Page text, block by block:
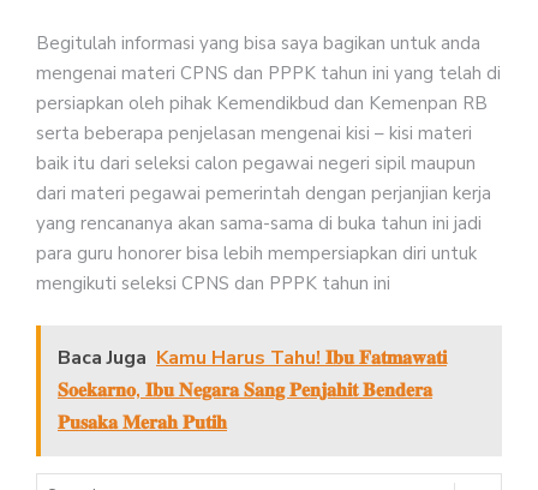
Begitulah informasi yang bisa saya bagikan untuk anda
mengenai materi CPNS dan PPPK tahun ini yang telah di
persiapkan oleh pihak Kemendikbud dan Kemenpan RB
serta beberapa penjelasan mengenai kisi – kisi materi
baik itu dari seleksi calon pegawai negeri sipil maupun
dari materi pegawai pemerintah dengan perjanjian kerja
yang rencananya akan sama-sama di buka tahun ini jadi
para guru honorer bisa lebih mempersiapkan diri untuk
mengikuti seleksi CPNS dan PPPK tahun ini
Baca Juga Kamu Harus Tahu! 𝐈𝐛𝐮 𝐅𝐚𝐭𝐦𝐚𝐰𝐚𝐭𝐢
𝐒𝐨𝐞𝐤𝐚𝐫𝐧𝐨, 𝐈𝐛𝐮 𝐍𝐞𝐠𝐚𝐫𝐚 𝐒𝐚𝐧𝐠 𝐏𝐞𝐧𝐣𝐚𝐡𝐢𝐭 𝐁𝐞𝐧𝐝𝐞𝐫𝐚
𝐏𝐮𝐬𝐚𝐤𝐚 𝐌𝐞𝐫𝐚𝐡 𝐏𝐮𝐭𝐢𝐡